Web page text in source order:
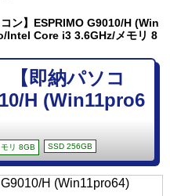
ン】ESPRIMO G9010/H (Win
Intel Core i3 3.6GHz/メモリ 8
【即納パソコ
H (Win11pro6
モリ 8GB SSD 256GB